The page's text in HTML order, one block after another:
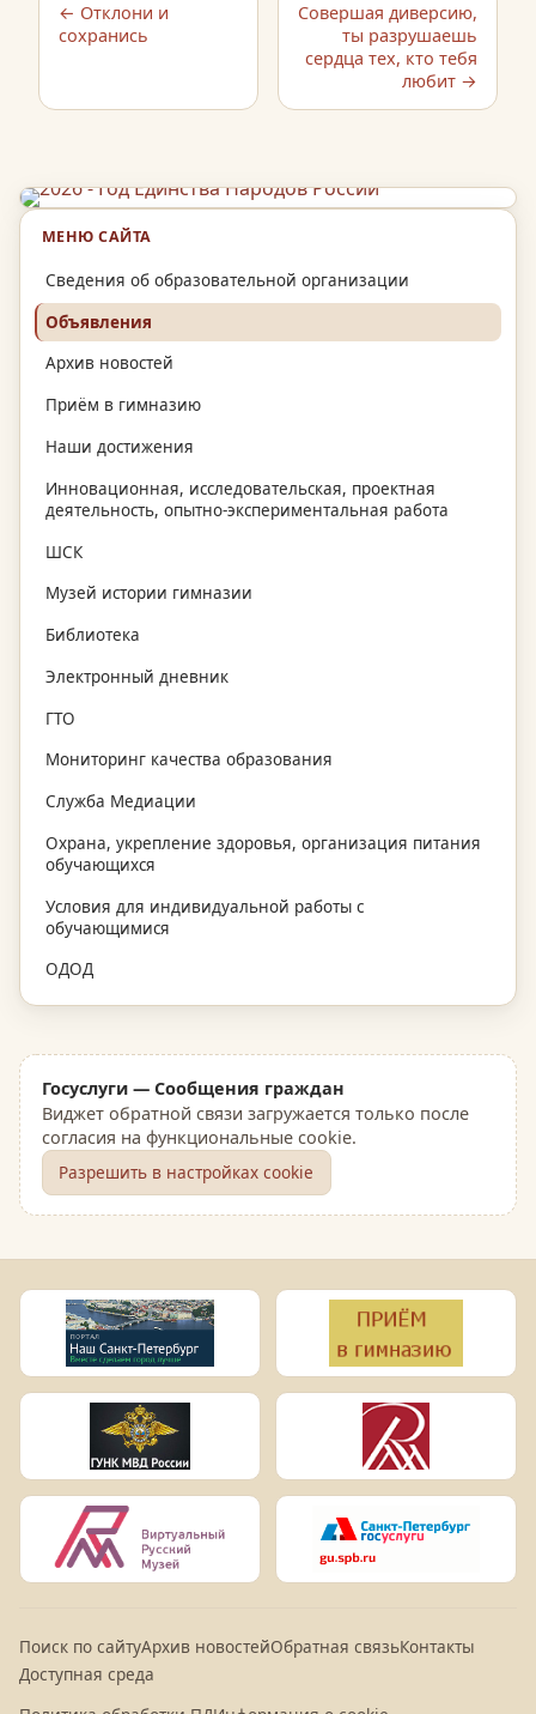
← Отклони и
сохранись
Совершая диверсию,
ты разрушаешь
сердца тех, кто тебя
любит →
МЕНЮ САЙТА
Сведения об образовательной организации
Объявления
Архив новостей
Приём в гимназию
Наши достижения
Инновационная, исследовательская, проектная
деятельность, опытно-экспериментальная работа
ШСК
Музей истории гимназии
Библиотека
Электронный дневник
ГТО
Мониторинг качества образования
Служба Медиации
Охрана, укрепление здоровья, организация питания
обучающихся
Условия для индивидуальной работы с
обучающимися
ОДОД
Госуслуги — Сообщения граждан
Виджет обратной связи загружается только после
согласия на функциональные cookie.
Разрешить в настройках cookie
Поиск по сайтуАрхив новостейОбратная связьКонтакты
Доступная среда